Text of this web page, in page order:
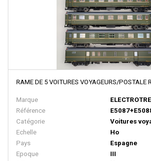
Kibri
KUEHN-MODELL
L'Obsidienne
L AIGUILLEUR
RAME DE 5 VOITURES VOYAGEURS/POSTALE
Marque
Référence
Catégorie
Voitures
Echelle
Ho
Pays
Espagne
Epoque
III